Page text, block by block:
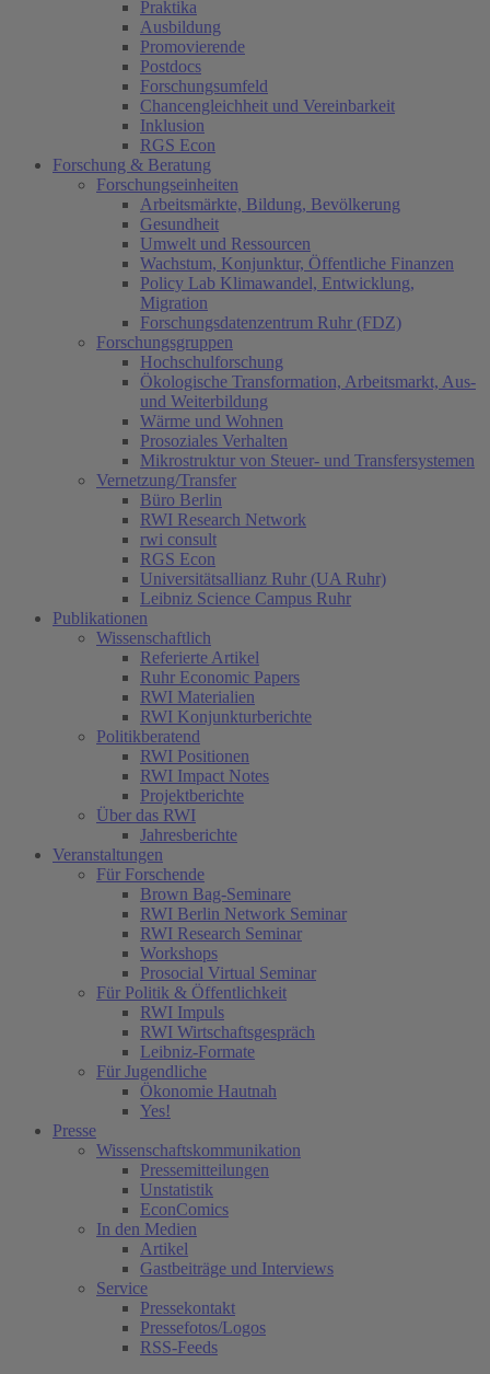
Praktika
Ausbildung
Promovierende
Postdocs
Forschungsumfeld
Chancengleichheit und Vereinbarkeit
Inklusion
RGS Econ
Forschung & Beratung
Forschungseinheiten
Arbeitsmärkte, Bildung, Bevölkerung
Gesundheit
Umwelt und Ressourcen
Wachstum, Konjunktur, Öffentliche Finanzen
Policy Lab Klimawandel, Entwicklung,
Migration
Forschungsdatenzentrum Ruhr (FDZ)
Forschungsgruppen
Hochschulforschung
Ökologische Transformation, Arbeitsmarkt, Aus-
und Weiterbildung
Wärme und Wohnen
Prosoziales Verhalten
Mikrostruktur von Steuer- und Transfersystemen
Vernetzung/Transfer
Büro Berlin
RWI Research Network
rwi consult
RGS Econ
Universitätsallianz Ruhr (UA Ruhr)
Leibniz Science Campus Ruhr
Publikationen
Wissenschaftlich
Referierte Artikel
Ruhr Economic Papers
RWI Materialien
RWI Konjunkturberichte
Politikberatend
RWI Positionen
RWI Impact Notes
Projektberichte
Über das RWI
Jahresberichte
Veranstaltungen
Für Forschende
Brown Bag-Seminare
RWI Berlin Network Seminar
RWI Research Seminar
Workshops
Prosocial Virtual Seminar
Für Politik & Öffentlichkeit
RWI Impuls
RWI Wirtschaftsgespräch
Leibniz-Formate
Für Jugendliche
Ökonomie Hautnah
Yes!
Presse
Wissenschaftskommunikation
Pressemitteilungen
Unstatistik
EconComics
In den Medien
Artikel
Gastbeiträge und Interviews
Service
Pressekontakt
Pressefotos/Logos
RSS-Feeds